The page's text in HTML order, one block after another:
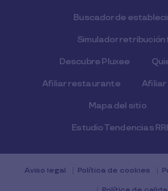
Buscador de
Simulador retribución
Descubre Pluxee
Afiliar restaurante Afiliar
Mapa del sitio
Estudio Tendencias
Aviso legal Política de cookies